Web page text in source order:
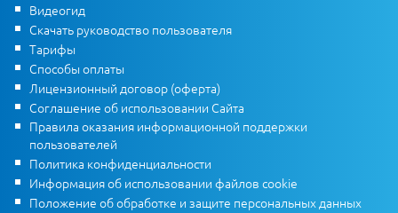
Видеогид
Скачать руководство пользователя
Тарифы
Способы оплаты
Лицензионный договор (оферта)
Соглашение об использовании Сайта
Правила оказания информационной поддержки
пользователей
Политика конфиденциальности
Информация об использовании файлов cookie
Положение об обработке и защите персональных данных